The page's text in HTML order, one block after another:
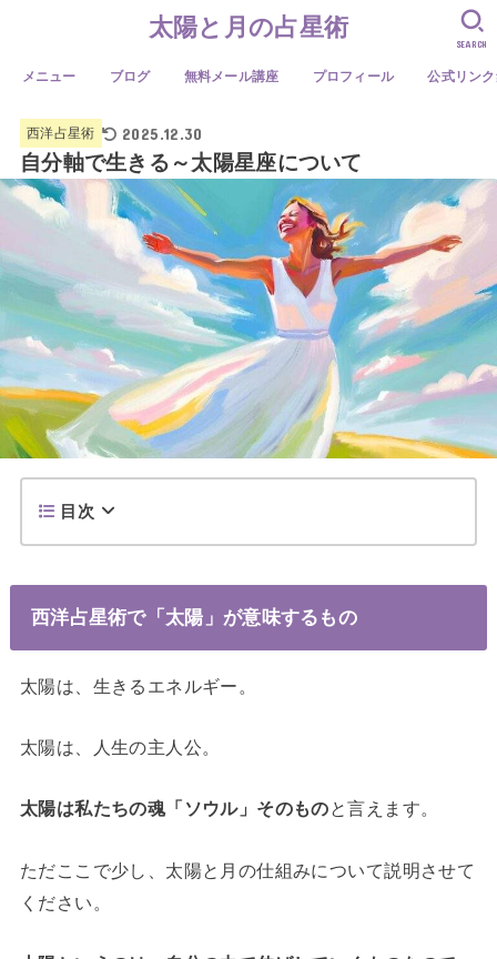
太陽と月の占星術
メニュー ブログ 無料メール講座 プロフィール 公式リン
SEARCH
西洋占星術 2025.12.30
自分軸で生きる～太陽星座について
目次
西洋占星術で「太陽」が意味するもの
太陽は、生きるエネルギー。
太陽は、人生の主人公。
太陽は私たちの魂「ソウル」そのものと言えます。
ただここで少し、太陽と月の仕組みについて説明させて
ください。